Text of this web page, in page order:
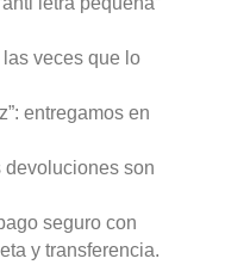
las veces que lo
entregamos en
devoluciones son
seguro con
y transferencia.